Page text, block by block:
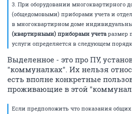
3. При оборудовании многоквартирного
(общедомовыми) приборами учета и
в многоквартирном доме
(квартирными) приборами учета размер
услуги определяется в следующем
Выделенное - это про ПУ,
"коммуналках". Их нельзя
есть вполне конкретные
проживающие в этой
Если предположить что показания